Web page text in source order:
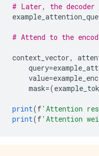
# Later, the
# Attend to the
context_vector,
query=
value=
mask=(
print(f'Attention
print(f'Attention